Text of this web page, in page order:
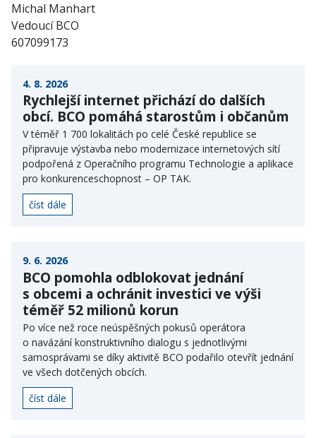
Michal Manhart
Vedoucí BCO
607099173
4. 8. 2026
Rychlejší internet přichází do dalších
obcí. BCO pomáhá starostům i občanům
V téměř 1 700 lokalitách po celé České republice se
připravuje výstavba nebo modernizace internetových sítí
podpořená z Operačního programu Technologie a aplikace
pro konkurenceschopnost – OP TAK.
číst dále
9. 6. 2026
BCO pomohla odblokovat jednání
s obcemi a ochránit investici ve výši
téměř 52 milionů korun
Po více než roce neúspěšných pokusů operátora
o navázání konstruktivního dialogu s jednotlivými
samosprávami se díky aktivitě BCO podařilo otevřít jednání
ve všech dotčených obcích.
číst dále